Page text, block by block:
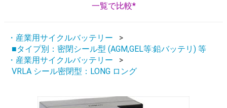
一覧で比較*
・産業用サイクルバッテリー
■タイプ別：密閉シール型 (AGM,GEL等:鉛バッテリ) 等
・産業用サイクルバッテリー
VRLA シール密閉型：LONG ロング